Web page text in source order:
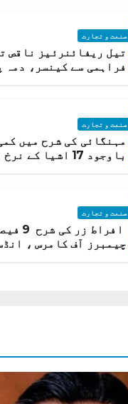
صنعت و تجارت
تیل ریفائنرئیز ناقص
فراہمی سے کینسر، دمہ
صنعت و تجارت
مہنگائی کی شرح میں
باوجود 17 اشیا
صنعت و تجارت
افراط زر کی
چیمبرز آف کامرس ،